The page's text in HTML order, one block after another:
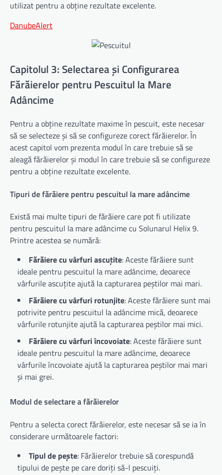
utilizat pentru a obține rezultate excelente.
DanubeAlert
Capitolul 3: Selectarea și Configurarea
Fărăierelor pentru Pescuitul la Mare
Adâncime
Pentru a obține rezultate maxime în pescuit, este necesar
să se selecteze și să se configureze corect fărăierelor. În
acest capitol vom prezenta modul în care trebuie să se
aleagă fărăierelor și modul în care trebuie să se configureze
pentru a obține rezultate excelente.
Tipuri de fărăiere pentru pescuitul la mare adâncime
Există mai multe tipuri de fărăiere care pot fi utilizate
pentru pescuitul la mare adâncime cu Solunarul Helix 9.
Printre acestea se numără:
Fărăiere cu vârfuri ascuțite: Aceste fărăiere sunt
ideale pentru pescuitul la mare adâncime, deoarece
vârfurile ascuțite ajută la capturarea peștilor mai mari.
Fărăiere cu vârfuri rotunjite: Aceste fărăiere sunt mai
potrivite pentru pescuitul la adâncime mică, deoarece
vârfurile rotunjite ajută la capturarea peștilor mai mici.
Fărăiere cu vârfuri încovoiate: Aceste fărăiere sunt
ideale pentru pescuitul la mare adâncime, deoarece
vârfurile încovoiate ajută la capturarea peștilor mai mari
și mai grei.
Modul de selectare a fărăierelor
Pentru a selecta corect fărăierelor, este necesar să se ia în
considerare următoarele factori:
Tipul de pește: Fărăierelor trebuie să corespundă
tipului de pește pe care doriți să-l pescuiți.